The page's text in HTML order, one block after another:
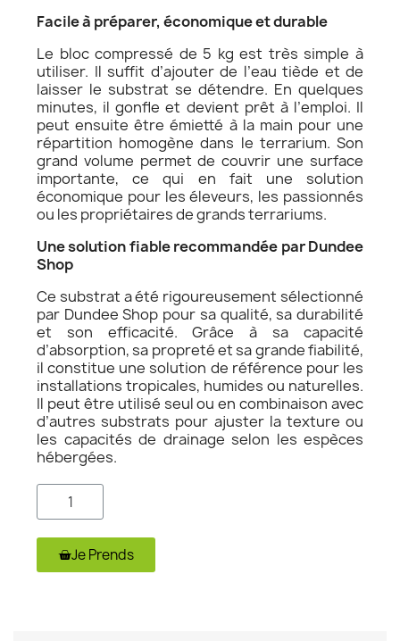
Facile à préparer, économique et durable
Le bloc compressé de 5 kg est très simple à
utiliser. Il suffit d’ajouter de l’eau tiède et de
laisser le substrat se détendre. En quelques
minutes, il gonfle et devient prêt à l’emploi. Il
peut ensuite être émietté à la main pour une
répartition homogène dans le terrarium. Son
grand volume permet de couvrir une surface
importante, ce qui en fait une solution
économique pour les éleveurs, les passionnés
ou les propriétaires de grands terrariums.
Une solution fiable recommandée par Dundee
Shop
Ce substrat a été rigoureusement sélectionné
par Dundee Shop pour sa qualité, sa durabilité
et son efficacité. Grâce à sa capacité
d’absorption, sa propreté et sa grande fiabilité,
il constitue une solution de référence pour les
installations tropicales, humides ou naturelles.
Il peut être utilisé seul ou en combinaison avec
d’autres substrats pour ajuster la texture ou
les capacités de drainage selon les espèces
hébergées.
Je Prends